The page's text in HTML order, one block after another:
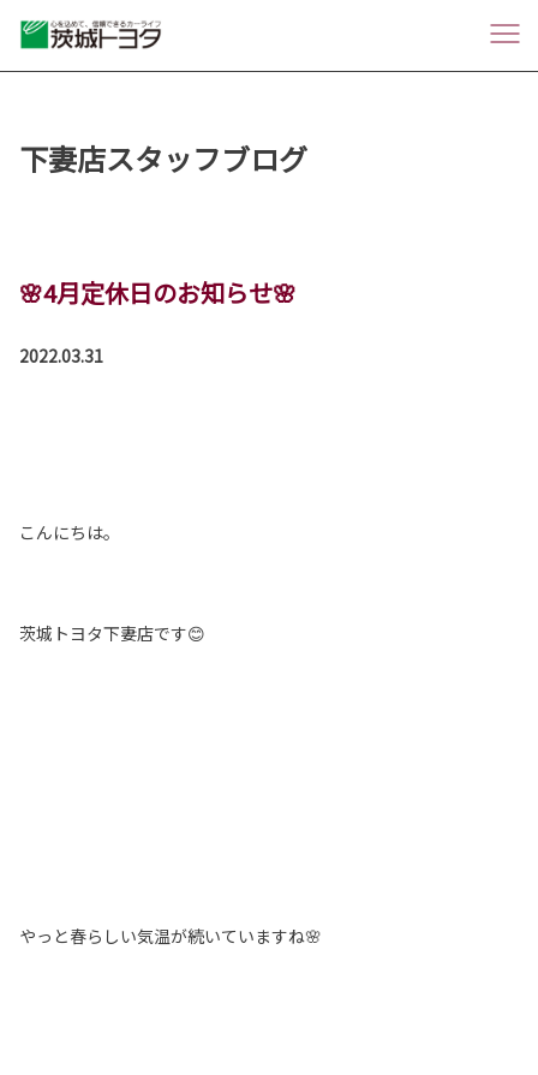
下妻店スタッフブログ
🌸4月定休日のお知らせ🌸
2022.03.31
こんにちは。
茨城トヨタ下妻店です😊
やっと春らしい気温が続いていますね🌸